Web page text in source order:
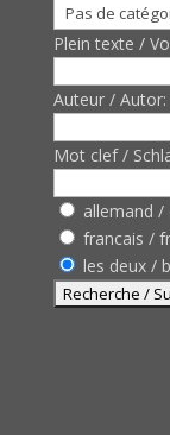
Plein texte /
Auteur / Autor:
Mot clef /
allemand /
francais /
les deux /